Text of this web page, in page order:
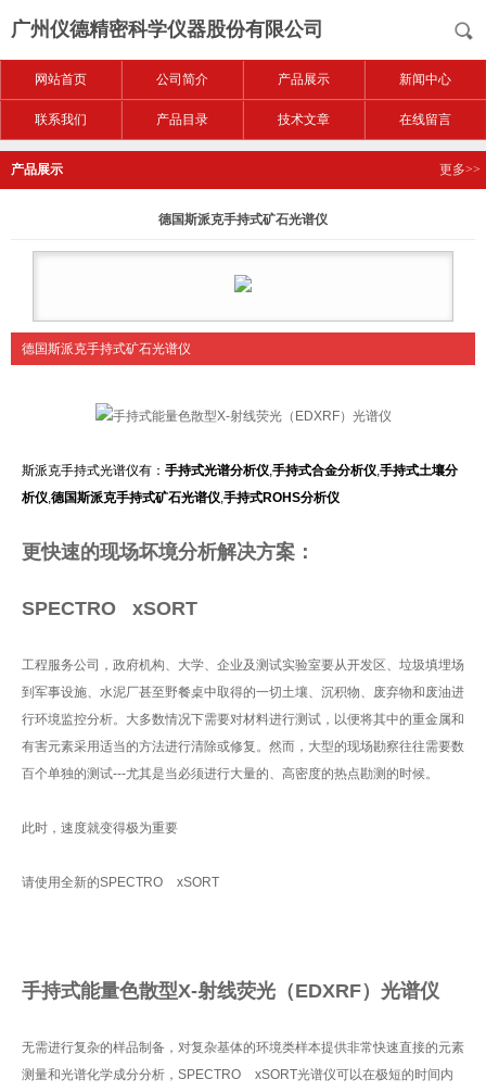
广州仪德精密科学仪器股份有限公司
网站首页 公司简介 产品展示 新闻中心
联系我们 产品目录 技术文章 在线留言
产品展示 更多>>
德国斯派克手持式矿石光谱仪
德国斯派克手持式矿石光谱仪
斯派克手持式光谱仪有： 手持式光谱分析仪 手持式合金分析仪 手持式土壤分
析仪 德国斯派克手持式矿石光谱仪 手持式ROHS分析仪
更快速的现场坏境分析解决方案：
SPECTRO xSORT
工程服务公司，政府机构、大学、企业及测试实验室要从开发区、垃圾填埋场
到军事设施、水泥厂甚至野餐桌中取得的一切土壤、沉积物、废弃物和废油进
行环境监控分析。大多数情况下需要对材料进行测试，以便将其中的重金属和
有害元素采用适当的方法进行清除或修复。然而，大型的现场勘察往往需要数
百个单独的测试---尤其是当必须进行大量的、高密度的热点勘测的时候。
此时，速度就变得极为重要
请使用全新的SPECTRO xSORT
手持式能量色散型X-射线荧光（EDXRF）光谱仪
无需进行复杂的样品制备，对复杂基体的环境类样本提供非常快速直接的元素
测量和光谱化学成分分析，SPECTRO xSORT光谱仪可以在极短的时间内